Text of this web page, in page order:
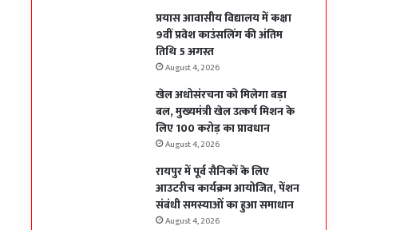
प्रयास आवासीय विद्यालय में कक्षा
9वीं प्रवेश काउंसलिंग की अंतिम
तिथि 5 अगस्त
August 4, 2026
खेल अधोसंरचना को मिलेगा बड़ा
बल, मुख्यमंत्री खेल उत्कर्ष मिशन के
लिए 100 करोड़ का प्रावधान
August 4, 2026
रायपुर में पूर्व सैनिकों के लिए
आउटरीच कार्यक्रम आयोजित, पेंशन
संबंधी समस्याओं का हुआ समाधान
August 4, 2026